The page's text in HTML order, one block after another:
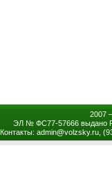
2007
ЭЛ № ФС77-57666 выдано
Контакты: admin@volzsky.ru,